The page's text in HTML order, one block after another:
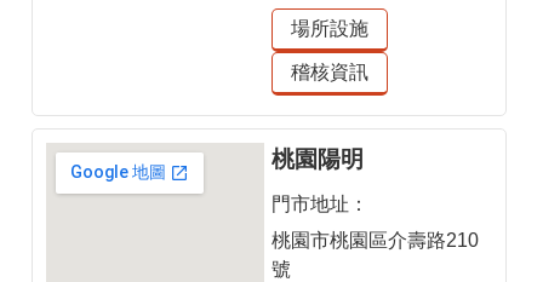
場所設施
稽核資訊
桃園陽明
門市地址：
桃園市桃園區介壽路210
號